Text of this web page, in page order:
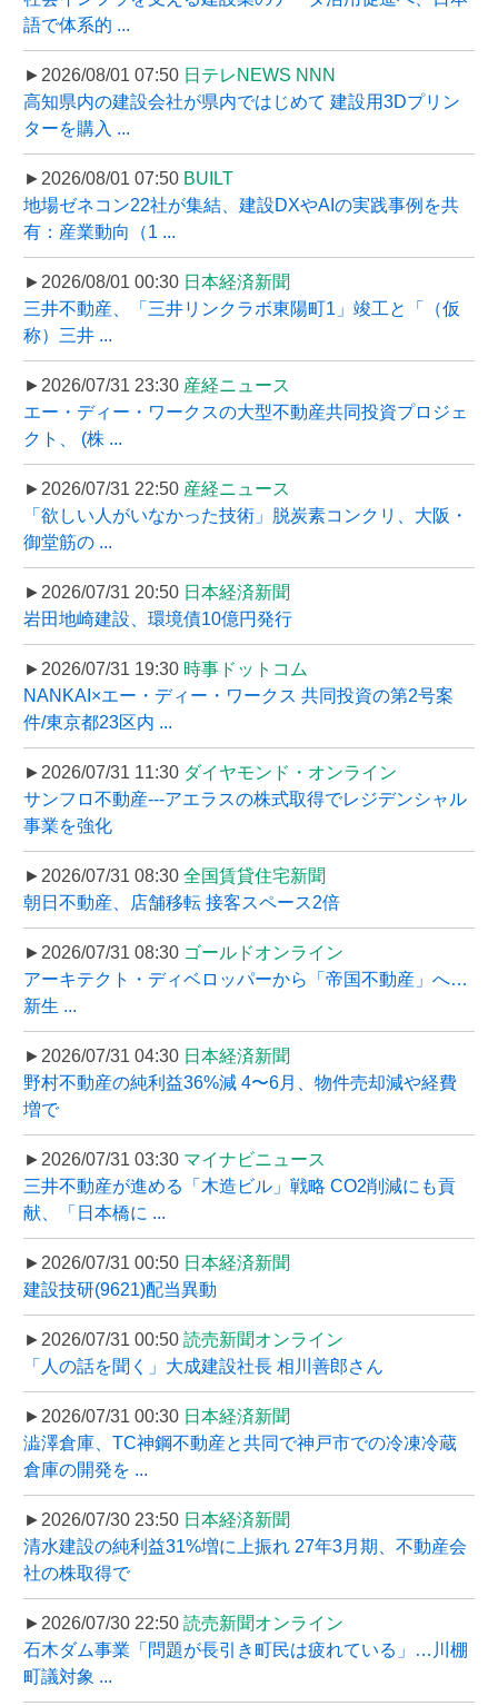
語で体系的 ...
►2026/08/01 07:50 日テレNEWS NNN
高知県内の建設会社が県内ではじめて 建設用3Dプリン
ターを購入 ...
►2026/08/01 07:50 BUILT
地場ゼネコン22社が集結、建設DXやAIの実践事例を共
有：産業動向（1 ...
►2026/08/01 00:30 日本経済新聞
三井不動産、「三井リンクラボ東陽町1」竣工と「（仮
称）三井 ...
►2026/07/31 23:30 産経ニュース
エー・ディー・ワークスの大型不動産共同投資プロジェ
クト、 (株 ...
►2026/07/31 22:50 産経ニュース
「欲しい人がいなかった技術」脱炭素コンクリ、大阪・
御堂筋の ...
►2026/07/31 20:50 日本経済新聞
岩田地崎建設、環境債10億円発行
►2026/07/31 19:30 時事ドットコム
NANKAI×エー・ディー・ワークス 共同投資の第2号案
件/東京都23区内 ...
►2026/07/31 11:30 ダイヤモンド・オンライン
サンフロ不動産---アエラスの株式取得でレジデンシャル
事業を強化
►2026/07/31 08:30 全国賃貸住宅新聞
朝日不動産、店舗移転 接客スペース2倍
►2026/07/31 08:30 ゴールドオンライン
アーキテクト・ディベロッパーから「帝国不動産」へ…
新生 ...
►2026/07/31 04:30 日本経済新聞
野村不動産の純利益36%減 4〜6月、物件売却減や経費
増で
►2026/07/31 03:30 マイナビニュース
三井不動産が進める「木造ビル」戦略 CO2削減にも貢
献、「日本橋に ...
►2026/07/31 00:50 日本経済新聞
建設技研(9621)配当異動
►2026/07/31 00:50 読売新聞オンライン
「人の話を聞く」大成建設社長 相川善郎さん
►2026/07/31 00:30 日本経済新聞
澁澤倉庫、TC神鋼不動産と共同で神戸市での冷凍冷蔵
倉庫の開発を ...
►2026/07/30 23:50 日本経済新聞
清水建設の純利益31%増に上振れ 27年3月期、不動産会
社の株取得で
►2026/07/30 22:50 読売新聞オンライン
石木ダム事業「問題が長引き町民は疲れている」…川棚
町議対象 ...